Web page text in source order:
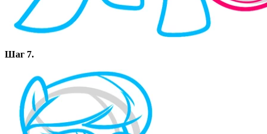
Шаг 7.